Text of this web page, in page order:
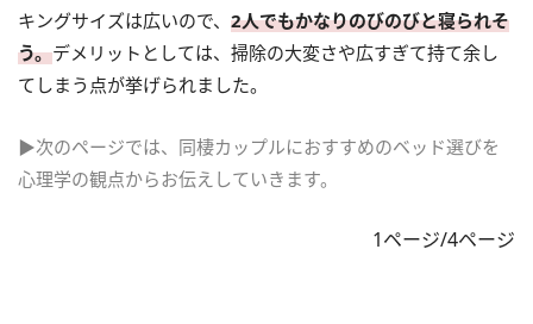
キングサイズは広いので、 2人でもかなりのびのびと寝られそ
う。デメリットとしては、掃除の大変さや広すぎて持て余し
てしまう点が挙げられました。
▶次のページでは、同棲カップルにおすすめのベッド選びを
心理学の観点からお伝えしていきます。
1ページ/4ページ